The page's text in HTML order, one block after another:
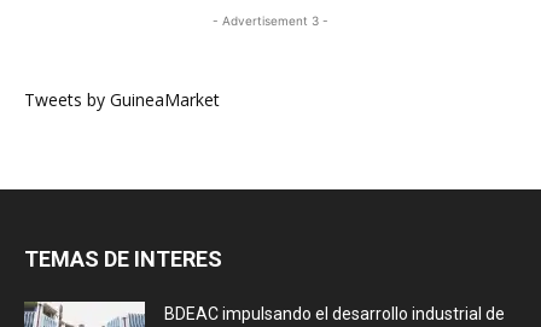
- Advertisement 3 -
Tweets by GuineaMarket
TEMAS DE INTERES
BDEAC impulsando el desarrollo industrial de